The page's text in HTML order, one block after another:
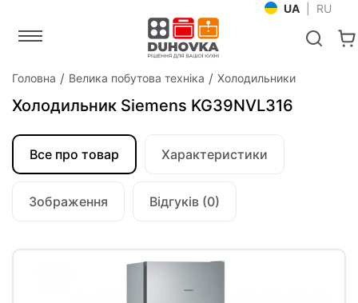
UA RU
Головна Велика побутова техніка Холодильники
Холодильник Siemens KG39NVL316
Все про товар Характеристики
Зображення Відгуків (0)